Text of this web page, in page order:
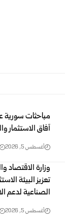
مباحثات سورية
آفاق الاستثمار
أغسطس 5, 2026
وزارة الاقتصاد
تعزيز البيئة
الصناعية لدعم
أغسطس 5, 2026